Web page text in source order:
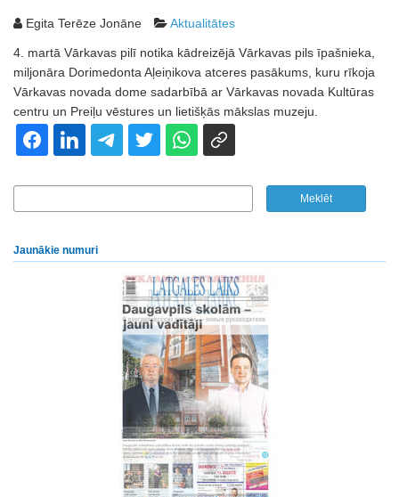
Egita Terēze Jonāne Aktualitātes
4. martā Vārkavas pilī notika kādreizējā Vārkavas pils īpašnieka,
miljonāra Dorimedonta Aļeiņikova atceres pasākums, kuru rīkoja
Vārkavas novada dome sadarbībā ar Vārkavas novada Kultūras
centru un Preiļu vēstures un lietišķās mākslas muzeju.
Jaunākie numuri